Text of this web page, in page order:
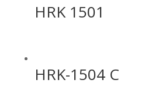
HRK 1501
HRK-1504 C